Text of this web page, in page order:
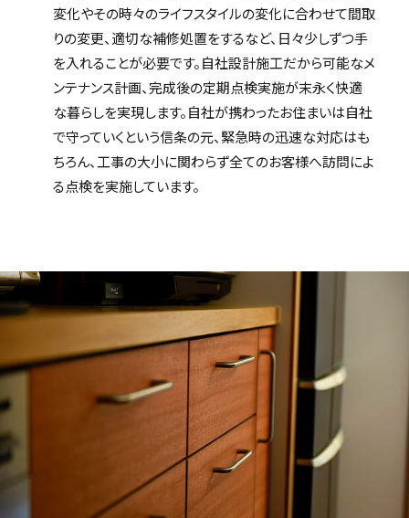
変化やその時々のライフスタイルの変化に合わせて間取
りの変更、適切な補修処置をするなど、日々少しずつ手
を入れることが必要です。自社設計施工だから可能なメ
ンテナンス計画、完成後の定期点検実施が末永く快適
な暮らしを実現します。自社が携わったお住まいは自社
で守っていくという信条の元、緊急時の迅速な対応はも
ちろん、工事の大小に関わらず全てのお客様へ訪問によ
る点検を実施しています。